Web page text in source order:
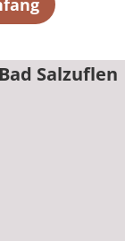
Salzuflen